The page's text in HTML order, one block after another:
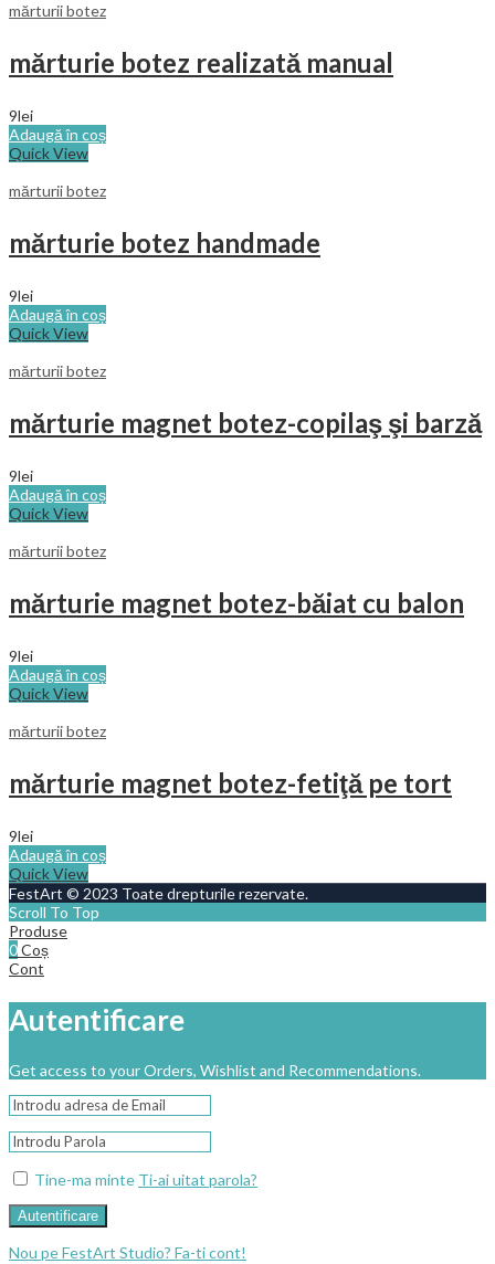
mărturii botez
mărturie botez realizată manual
9lei
Adaugă în coș
Quick View
mărturii botez
mărturie botez handmade
9lei
Adaugă în coș
Quick View
mărturii botez
mărturie magnet botez-copilaş şi barză
9lei
Adaugă în coș
Quick View
mărturii botez
mărturie magnet botez-băiat cu balon
9lei
Adaugă în coș
Quick View
mărturii botez
mărturie magnet botez-fetiţă pe tort
9lei
Adaugă în coș
Quick View
FestArt © 2023 Toate drepturile rezervate.
Scroll To Top
Produse
0Coș
Cont
Autentificare
Get access to your Orders, Wishlist and Recommendations.
Tine-ma minte Ti-ai uitat parola?
Autentificare
Nou pe FestArt Studio? Fa-ti cont!